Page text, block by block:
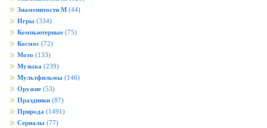
Знаменитости М (44)
Игры (334)
Компьютерные (75)
Космос (72)
Мото (133)
Музыка (239)
Мультфильмы (146)
Оружие (53)
Праздники (87)
Природа (1491)
Сериалы (77)